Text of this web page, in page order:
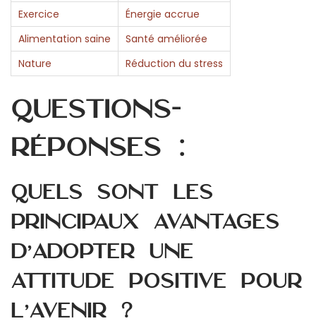
Exercice
Énergie accrue
Alimentation saine
Santé améliorée
Nature
Réduction du stress
Questions-
réponses :
Quels sont les
principaux avantages
d’adopter une
attitude positive pour
l’avenir ?